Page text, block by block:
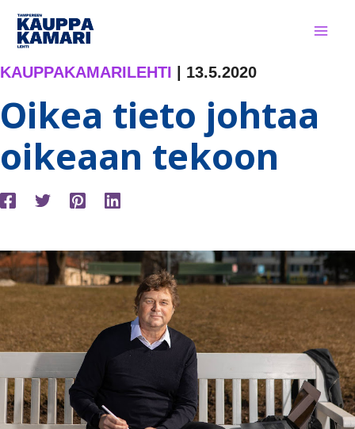
Siirry
sisältöön
KAUPPAKAMARILEHTI 13.5.2020
Oikea tieto johtaa
oikeaan tekoon